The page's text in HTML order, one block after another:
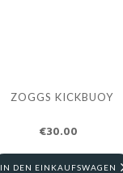
ZOGGS KICKBUOY
€30.00
IN DEN EINKAUFSWAGEN